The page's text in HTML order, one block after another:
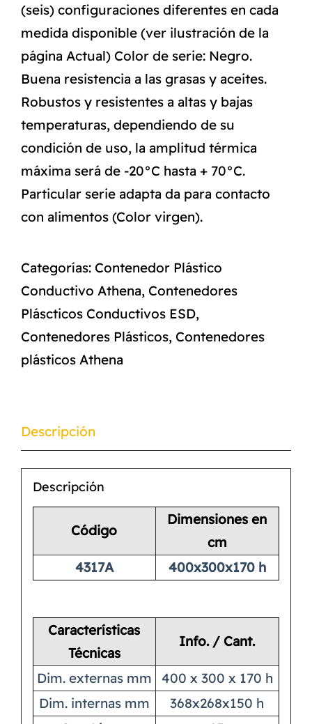
(seis) configuraciones diferentes en cada
medida disponible (ver ilustración de la
página Actual) Color de serie: Negro.
Buena resistencia a las grasas y aceites.
Robustos y resistentes a altas y bajas
temperaturas, dependiendo de su
condición de uso, la amplitud térmica
máxima será de -20°C hasta + 70°C.
Particular serie adapta da para contacto
con alimentos (Color virgen).
Categorías: Contenedor Plástico
Conductivo Athena, Contenedores
Pláscticos Conductivos ESD,
Contenedores Plásticos, Contenedores
plásticos Athena
Descripción
Descripción
Código
Dimensiones en
cm
4317A
400x300x170 h
Características
Técnicas
Info. / Cant.
Dim. externas mm
400 x 300 x 170 h
Dim. internas mm
368x268x150 h